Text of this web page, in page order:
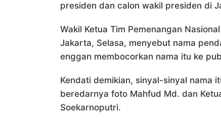
presiden dan calon wakil presiden di
Wakil Ketua Tim Pemenangan
Jakarta, Selasa, menyebut nama
enggan membocorkan nama itu ke
Kendati demikian, sinyal-sinyal nama
beredarnya foto Mahfud Md. dan
Soekarnoputri.